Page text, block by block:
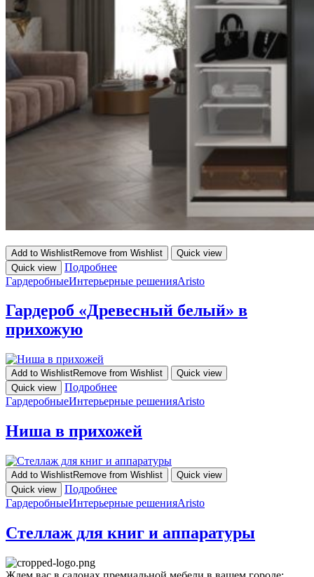
Add to WishlistRemove from Wishlist
Quick view
Quick view
Подробнее
ГардеробныеИнтерьерные решенияAristo
Гардероб «Древесный белый» в
прихожую
Add to WishlistRemove from Wishlist
Quick view
Quick view
Подробнее
ГардеробныеИнтерьерные решенияAristo
Ниша в прихожей
Add to WishlistRemove from Wishlist
Quick view
Quick view
Подробнее
ГардеробныеИнтерьерные решенияAristo
Стеллаж для книг и аппаратуры